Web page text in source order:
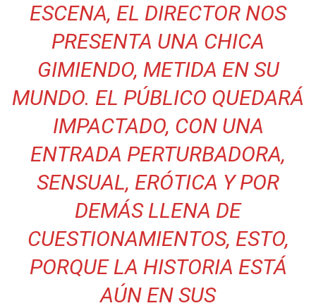
ESCENA, EL DIRECTOR NOS
PRESENTA UNA CHICA
GIMIENDO, METIDA EN SU
MUNDO. EL PÚBLICO QUEDARÁ
IMPACTADO, CON UNA
ENTRADA PERTURBADORA,
SENSUAL, ERÓTICA Y POR
DEMÁS LLENA DE
CUESTIONAMIENTOS, ESTO,
PORQUE LA HISTORIA ESTÁ
AÚN EN SUS